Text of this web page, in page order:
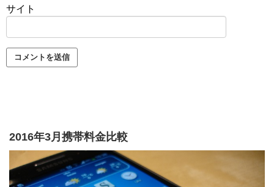
サイト
2016年3月携帯料金比較